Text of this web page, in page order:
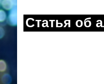
Статья об